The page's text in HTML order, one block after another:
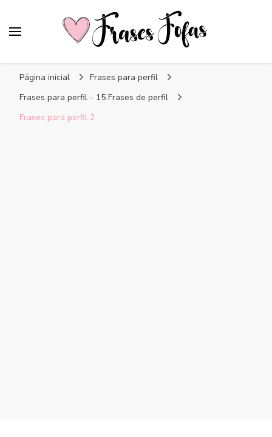
Página inicial
Frases para perfil
Frases para perfil - 15 Frases de perfil
Frases para perfil 2